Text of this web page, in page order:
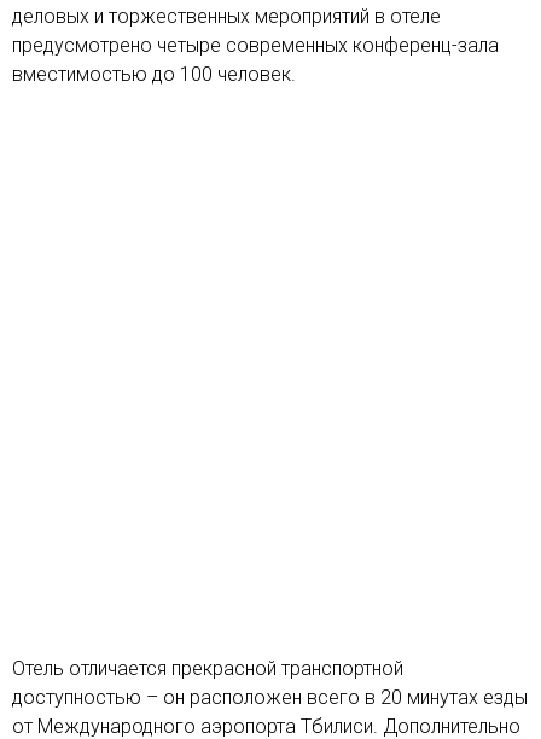
деловых и торжественных мероприятий в отеле
предусмотрено четыре современных конференц-зала
вместимостью до 100 человек.
Отель отличается прекрасной транспортной
доступностью – он расположен всего в 20 минутах езды
от Международного аэропорта Тбилиси. Дополнительно